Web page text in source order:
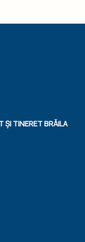
ȘI TINERET BRĂILA